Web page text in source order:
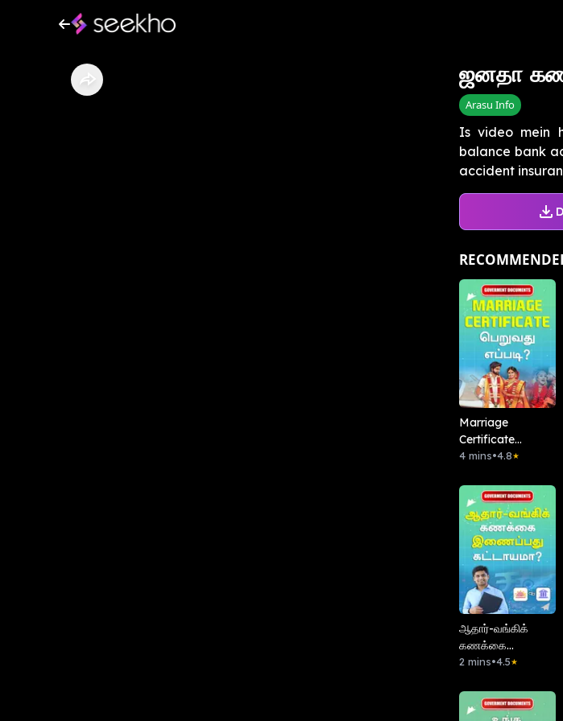
ஜனதா
Arasu Info
Is video mein
balance bank
accident
Marriage
Certificate
பெறுவது எப்படி?
4 mins•4.8★
ஆதார்-வங்கிக்
கணக்கை
இணைப்பது
2 mins•4.5★